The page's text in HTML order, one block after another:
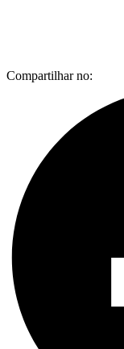
Compartilhar no: